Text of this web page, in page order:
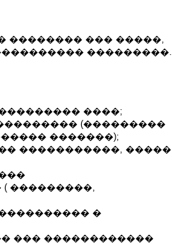
�������� ��� �����,
���������.
����;
(���������
�������);
�����������, �����
���������,
�
��� ������������